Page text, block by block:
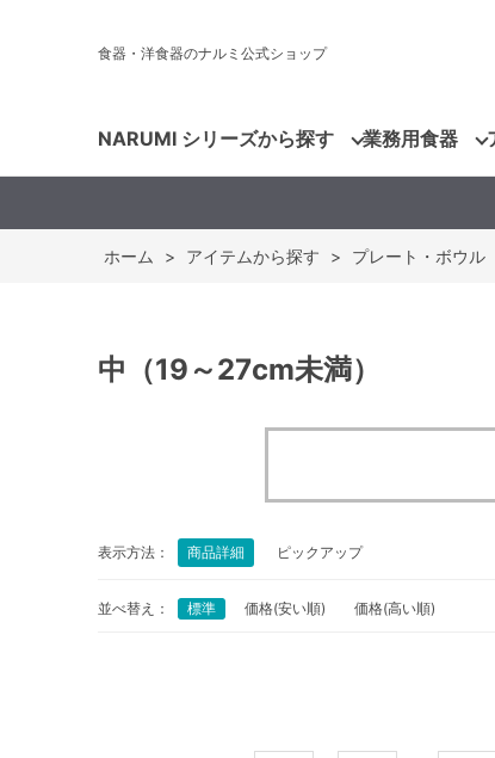
食器・洋食器のナルミ公式ショップ
NARUMI シリーズから探す 業務用食器
ホーム > アイテムから探す > プレート・ボウル
中（19～27cm未満）
表示方法： 商品詳細 ピックアップ
並べ替え： 標準 価格(安い順) 価格(高い順)